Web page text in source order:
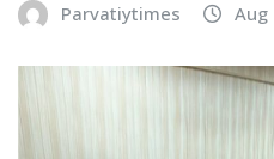
Parvatiytimes Aug